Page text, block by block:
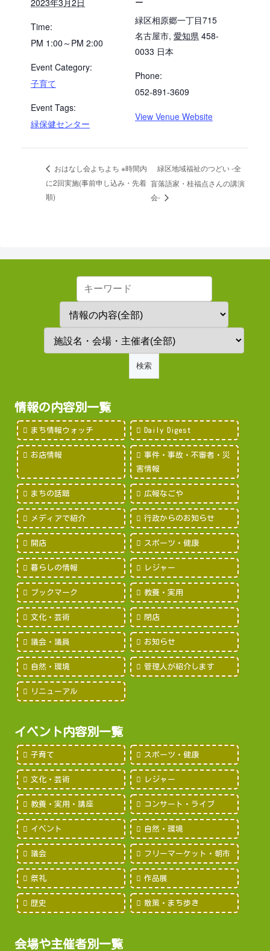
2023年3月2日
Time:
PM 1:00～PM 2:00
Event Category:
子育て
Event Tags:
緑保健センター
緑区相原郷一丁目715
名古屋市, 愛知県 458-
0033 日本
Phone:
052-891-3609
View Venue Website
おはなし会よちよち ※時間内
に2回実施(事前申し込み・先着
順)
緑区地域福祉のつどい -全
盲落語家・桂福点さんの講演
会-
情報の内容別一覧
まち情報ウォッチ Daily Digest
お店情報
事件・事故・不審者・災
害情報
まちの話題 広報なごや
メディアで紹介 行政からのお知らせ
開店 スポーツ・健康
暮らしの情報 レジャー
ブックマーク 教養・実用
文化・芸術 閉店
議会・議員 お知らせ
自然・環境 管理人が紹介します
リニューアル
イベント内容別一覧
子育て スポーツ・健康
文化・芸術 レジャー
教養・実用・講座 コンサート・ライブ
イベント 自然・環境
議会 フリーマーケット・朝市
祭礼 作品展
歴史 散策・まち歩き
会場や主催者別一覧